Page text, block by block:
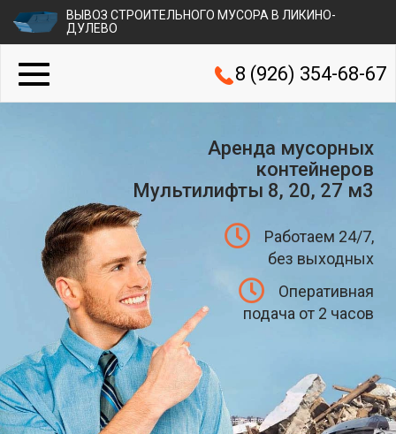
ВЫВОЗ СТРОИТЕЛЬНОГО МУСОРА В ЛИКИНО-
ДУЛЕВО
8 (926) 354-68-67
Аренда мусорных
контейнеров
Мультилифты 8, 20, 27 м3
Работаем 24/7,
без выходных
Оперативная
подача от 2 часов